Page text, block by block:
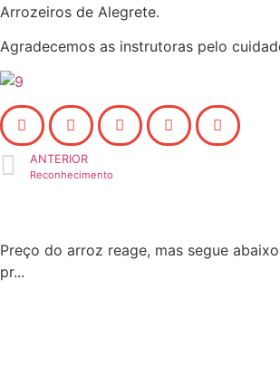
Arrozeiros de Alegrete.
Agradecemos as instrutoras pelo
ANTERIOR
Reconhecimento
Preço do arroz reage, mas segue
pr...